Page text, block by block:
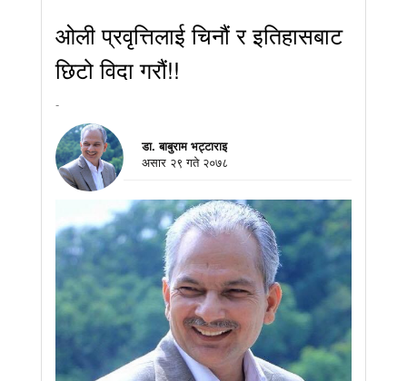
ओली प्रवृत्तिलाई चिनौं र इतिहासबाट
छिटो विदा गरौं!!
-
डा. बाबुराम भट्टाराइ
असार २९ गते २०७८